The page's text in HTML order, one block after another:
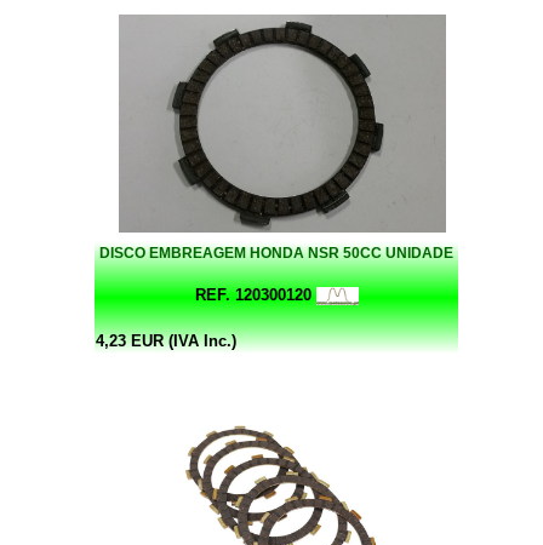
DISCO EMBREAGEM HONDA NSR 50CC UNIDADE
REF. 120300120
4,23 EUR (IVA Inc.)